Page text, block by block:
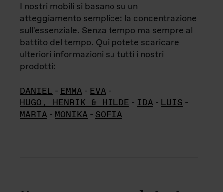
I nostri mobili si basano su un
atteggiamento semplice: la concentrazione
sull'essenziale. Senza tempo ma sempre al
battito del tempo. Qui potete scaricare
ulteriori informazioni su tutti i nostri
prodotti:
DANIEL - EMMA - EVA -
HUGO, HENRIK & HILDE - IDA - LUIS -
MARTA - MONIKA - SOFIA